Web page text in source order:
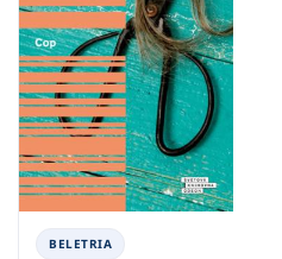
BELETRIA